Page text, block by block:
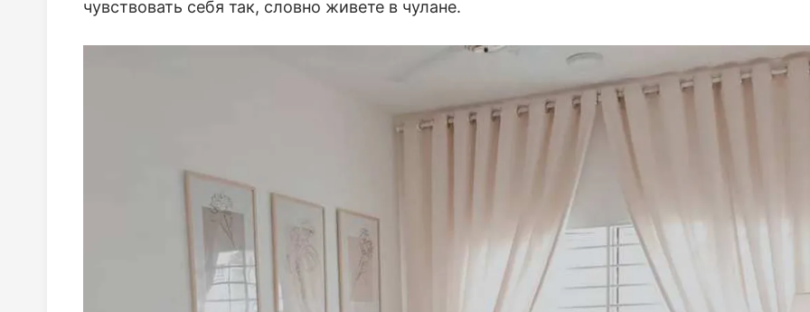
чувствовать себя так, словно живете в чулане.